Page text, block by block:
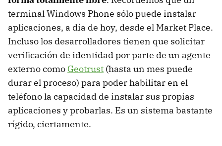
terminal Windows Phone sólo puede instalar
aplicaciones, a día de hoy, desde el Market Place.
Incluso los desarrolladores tienen que solicitar
verificación de identidad por parte de un agente
externo como Geotrust (hasta un mes puede
durar el proceso) para poder habilitar en el
teléfono la capacidad de instalar sus propias
aplicaciones y probarlas. Es un sistema bastante
rígido, ciertamente.